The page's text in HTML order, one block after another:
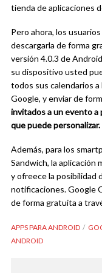
tienda de aplicaciones
Pero ahora, los
descargarla de forma
versión 4.0.3 de
su dispositivo usted
todos sus calendarios
Google, y enviar de
invitados a un evento a
que puede personalizar.
Además, para los
Sandwich, la aplicación
y ofreece la posibilidad
notificaciones. Google
de forma gratuita a
APPS PARA ANDROID
ANDROID